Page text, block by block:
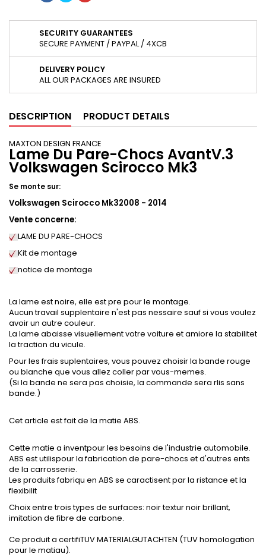
SECURITY GUARANTEES
SECURE PAYMENT / PAYPAL / 4XCB
DELIVERY POLICY
ALL OUR PACKAGES ARE INSURED
DESCRIPTION PRODUCT DETAILS
MAXTON DESIGN FRANCE
Lame Du Pare-Chocs AvantV.3
Volkswagen Scirocco Mk3
Se monte sur:
Volkswagen Scirocco Mk32008 - 2014
Vente concerne:
LAME DU PARE-CHOCS
Kit de montage
notice de montage
La lame est noire, elle est pre pour le montage.
Aucun travail supplentaire n'est pas nessaire sauf si vous voulez
avoir un autre couleur.
La lame abaisse visuellement votre voiture et amiore la stabilitet
la traction du vicule.
Pour les frais suplentaires, vous pouvez choisir la bande rouge
ou blanche que vous allez coller par vous-memes.
(Si la bande ne sera pas choisie, la commande sera rlis sans
bande.)
Cet article est fait de la matie ABS.
Cette matie a inventpour les besoins de l'industrie automobile.
ABS est utilispour la fabrication de pare-chocs et d'autres ents
de la carrosserie.
Les produits fabriqu en ABS se caractisent par la ristance et la
flexibilit
Choix entre trois types de surfaces: noir textur noir brillant,
imitation de fibre de carbone.
Ce produit a certifiTUV MATERIALGUTACHTEN (TUV homologation
pour le matiau).